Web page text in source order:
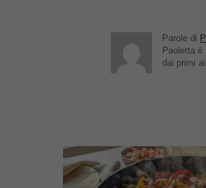
Parole di
Paoletta
dai primi